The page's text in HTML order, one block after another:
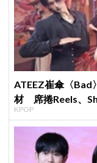
ATEEZ崔傘〈Bad
材 席捲Reels、
KPOP